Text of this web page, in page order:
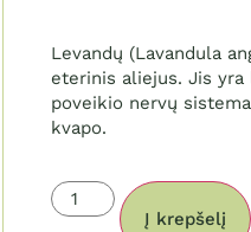
Levandų (Lavandula
eterinis aliejus. Jis yra
poveikio nervų
kvapo.
Į krepšelį